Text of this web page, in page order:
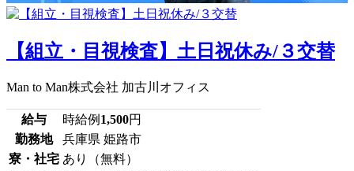
【組立・目視検査】土日祝休み/３交替
Man to Man株式会社 加古川オフィス
給与 時給例 1,500円
勤務地
兵庫県 姫路市
寮・社宅 あり（無料）